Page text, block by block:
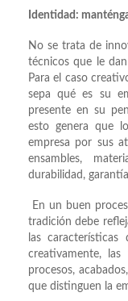
Identidad:
No se trata de
técnicos que le
Para el caso
sepa qué es su
presente en su
esto genera que
empresa por sus
ensambles,
durabilidad,
En un buen
tradición debe
las
creativamente,
procesos,
que distinguen la